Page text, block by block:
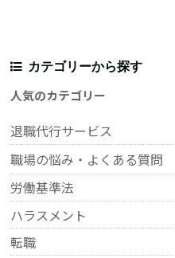
カテゴリーから探す
人気のカテゴリー
退職代行サービス
職場の悩み・よくある質問
労働基準法
ハラスメント
転職